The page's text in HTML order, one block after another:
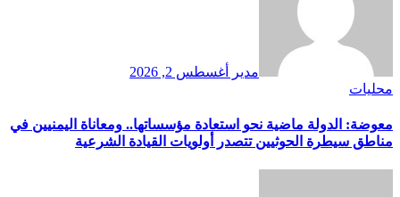
مدير
أغسطس 2, 2026
محليات
معوضة: الدولة ماضية نحو استعادة مؤسساتها.. ومعاناة اليمنيين في
مناطق سيطرة الحوثيين تتصدر أولويات القيادة الشرعية